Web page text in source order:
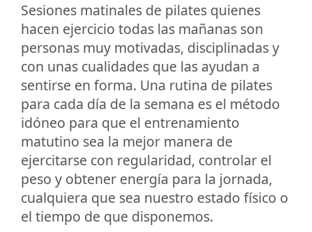
Sesiones matinales de pilates quienes
hacen ejercicio todas las mañanas son
personas muy motivadas, disciplinadas y
con unas cualidades que las ayudan a
sentirse en forma. Una rutina de pilates
para cada día de la semana es el método
idóneo para que el entrenamiento
matutino sea la mejor manera de
ejercitarse con regularidad, controlar el
peso y obtener energía para la jornada,
cualquiera que sea nuestro estado físico o
el tiempo de que disponemos.